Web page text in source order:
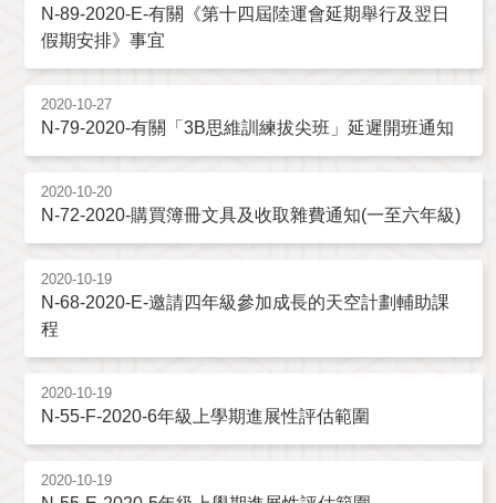
N-89-2020-E-有關《第十四屆陸運會延期舉行及翌日
假期安排》事宜
2020-10-27
N-79-2020-有關「3B思維訓練拔尖班」延遲開班通知
2020-10-20
N-72-2020-購買簿冊文具及收取雜費通知(一至六年級)
2020-10-19
N-68-2020-E-邀請四年級參加成長的天空計劃輔助課
程
2020-10-19
N-55-F-2020-6年級上學期進展性評估範圍
2020-10-19